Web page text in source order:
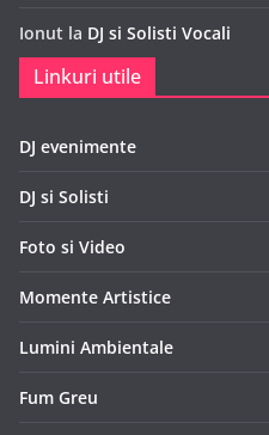
Ionut la DJ si Solisti Vocali
Linkuri utile
DJ evenimente
DJ si Solisti
Foto si Video
Momente Artistice
Lumini Ambientale
Fum Greu